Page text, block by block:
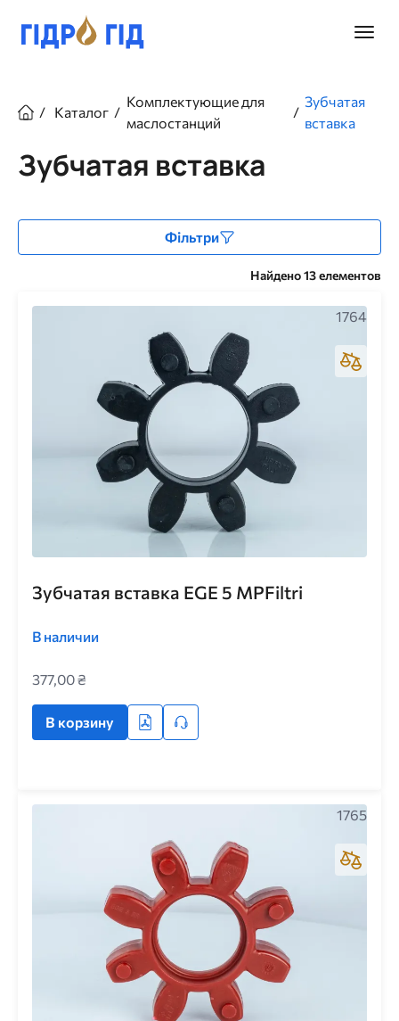
основному
Главное
Строка
навигации
Каталог
Комплектующие для
маслостанций
Зубчатая
вставка
Зубчатая вставка
Фільтри
Найдено 13 елементов
Зубчатая вставка EGE 5 MPFiltri
В наличии
377,00 ₴
В корзину
1764
1765